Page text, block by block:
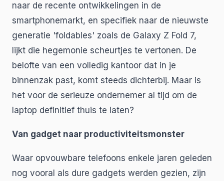
naar de recente ontwikkelingen in de
smartphonemarkt, en specifiek naar de nieuwste
generatie 'foldables' zoals de Galaxy Z Fold 7,
lijkt die hegemonie scheurtjes te vertonen. De
belofte van een volledig kantoor dat in je
binnenzak past, komt steeds dichterbij. Maar is
het voor de serieuze ondernemer al tijd om de
laptop definitief thuis te laten?
Van gadget naar productiviteitsmonster
Waar opvouwbare telefoons enkele jaren geleden
nog vooral als dure gadgets werden gezien, zijn